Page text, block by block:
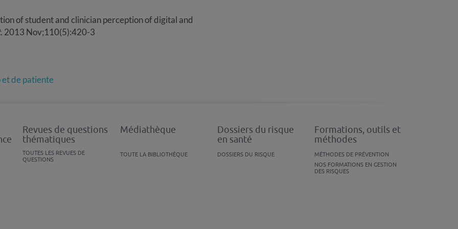
of student and clinician perception of digital and
. 2013 Nov;110(5):420-3
de patiente
Revues de questions
thématiques
TOUTES LES REVUES DE
QUESTIONS
Médiathèque
TOUTE LA BIBLIOTHÈQUE
Dossiers du risque
en santé
DOSSIERS DU RISQUE
Formations, outils et
méthodes
MÉTHODES DE PRÉVENTION
NOS FORMATIONS EN GESTION
DES RISQUES